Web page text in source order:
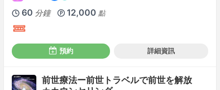
60 分鐘 12,000 點
預約 詳細資訊
前世療法ー前世トラベルで前世を解放